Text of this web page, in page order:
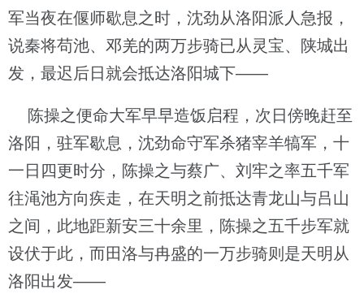
军当夜在偃师歇息之时，沈劲从洛阳派人急报，
说秦将苟池、邓羌的两万步骑已从灵宝、陕城出
发，最迟后日就会抵达洛阳城下——
陈操之便命大军早早造饭启程，次日傍晚赶至
洛阳，驻军歇息，沈劲命守军杀猪宰羊犒军，十
一日四更时分，陈操之与蔡广、刘牢之率五千军
往渑池方向疾走，在天明之前抵达青龙山与吕山
之间，此地距新安三十余里，陈操之五千步军就
设伏于此，而田洛与冉盛的一万步骑则是天明从
洛阳出发——